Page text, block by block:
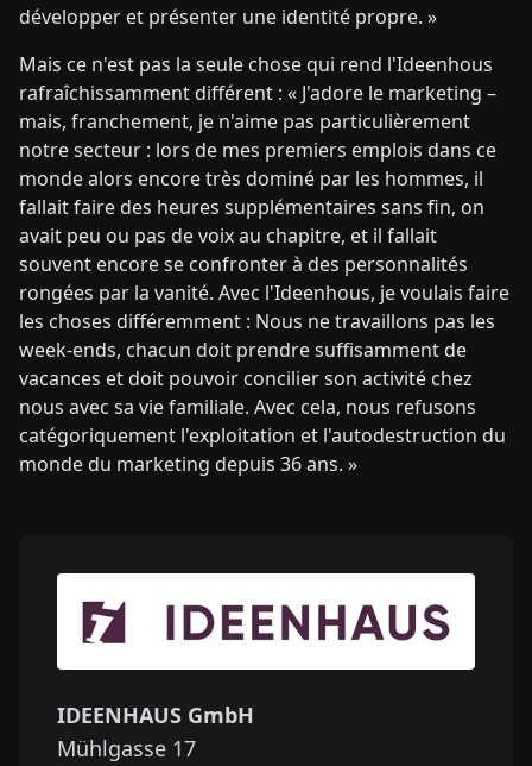
développer et présenter une identité propre. »
Mais ce n'est pas la seule chose qui rend l'Ideenhous
rafraîchissamment différent : « J'adore le marketing –
mais, franchement, je n'aime pas particulièrement
notre secteur : lors de mes premiers emplois dans ce
monde alors encore très dominé par les hommes, il
fallait faire des heures supplémentaires sans fin, on
avait peu ou pas de voix au chapitre, et il fallait
souvent encore se confronter à des personnalités
rongées par la vanité. Avec l'Ideenhous, je voulais faire
les choses différemment : Nous ne travaillons pas les
week-ends, chacun doit prendre suffisamment de
vacances et doit pouvoir concilier son activité chez
nous avec sa vie familiale. Avec cela, nous refusons
catégoriquement l'exploitation et l'autodestruction du
monde du marketing depuis 36 ans. »
IDEENHAUS GmbH
Mühlgasse 17